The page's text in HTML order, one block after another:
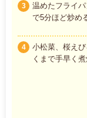
3
温めたフライ
で5分ほど炒め
4
小松菜、桜え
くまで手早く